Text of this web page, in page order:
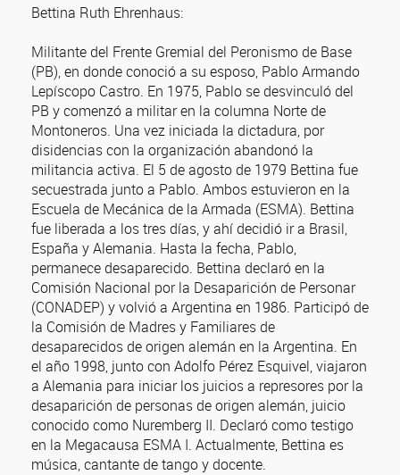
Bettina Ruth Ehrenhaus:
Militante del Frente Gremial del Peronismo de Base
(PB), en donde conoció a su esposo, Pablo Armando
Lepíscopo Castro. En 1975, Pablo se desvinculó del
PB y comenzó a militar en la columna Norte de
Montoneros. Una vez iniciada la dictadura, por
disidencias con la organización abandonó la
militancia activa. El 5 de agosto de 1979 Bettina fue
secuestrada junto a Pablo. Ambos estuvieron en la
Escuela de Mecánica de la Armada (ESMA). Bettina
fue liberada a los tres días, y ahí decidió ir a Brasil,
España y Alemania. Hasta la fecha, Pablo,
permanece desaparecido. Bettina declaró en la
Comisión Nacional por la Desaparición de Personar
(CONADEP) y volvió a Argentina en 1986. Participó de
la Comisión de Madres y Familiares de
desaparecidos de origen alemán en la Argentina. En
el año 1998, junto con Adolfo Pérez Esquivel, viajaron
a Alemania para iniciar los juicios a represores por la
desaparición de personas de origen alemán, juicio
conocido como Nuremberg II. Declaró como testigo
en la Megacausa ESMA I. Actualmente, Bettina es
música, cantante de tango y docente.